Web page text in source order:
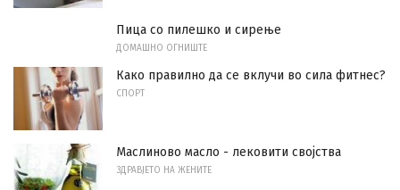
Пица со пилешко и сирење
ДОМАШНО ОГНИШТЕ
Како правилно да се вклучи во сила фитнес?
СПОРТ
Маслиново масло - лековити својства
ЗДРАВЈЕТО НА ЖЕНИТЕ